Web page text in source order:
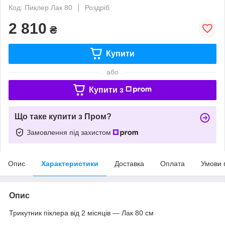
Код: Пиклер Лак 80
Роздріб
2 810 ₴
Купити
або
Купити з
Що таке купити з Пром?
Замовлення під захистом
Опис Характеристики Доставка Оплата Умови
Опис
Трикутник піклера від 2 місяців — Лак 80 см